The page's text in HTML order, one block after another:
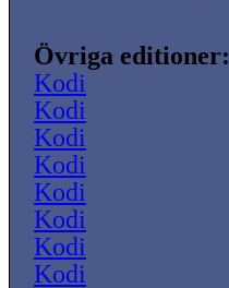
Övriga editioner:
Kodi
Kodi
Kodi
Kodi
Kodi
Kodi
Kodi
Kodi